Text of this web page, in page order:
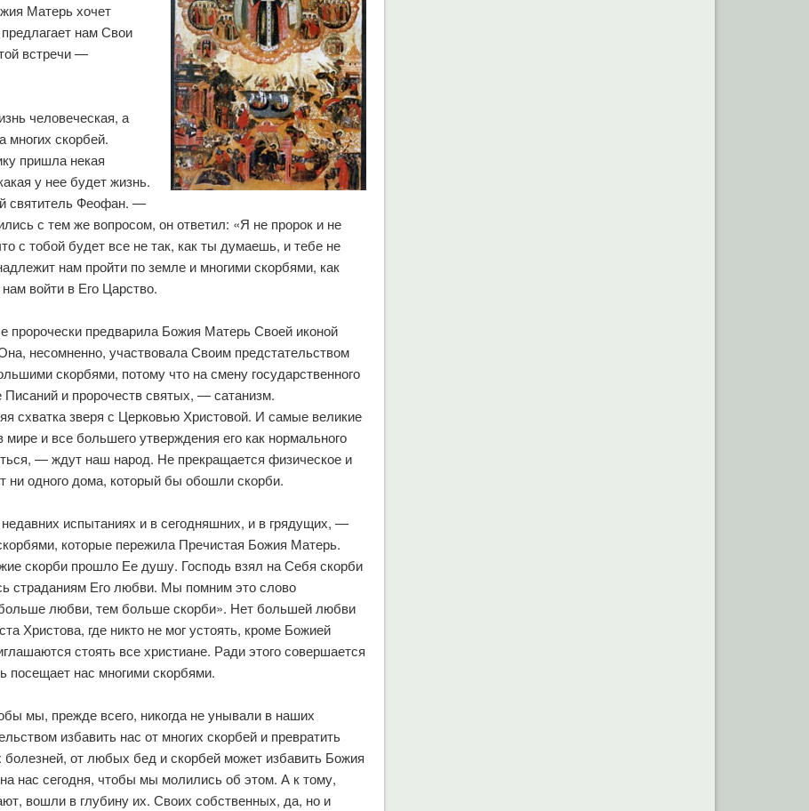
Матерь хочет
нам Свои
встречи —
человеческая, а
многих скорбей.
пришла некая
у нее будет жизнь.
святитель Феофан. —
с тем же вопросом, он ответил: «Я не пророк и не
с тобой будет все не так, как ты думаешь, и тебе не
нам пройти по земле и многими скорбями, как
войти в Его Царство.
пророчески предварила Божия Матерь Своей иконой
несомненно, участвовала Своим предстательством
скорбями, потому что на смену государственного
и пророчеств святых, — сатанизм.
схватка зверя с Церковью Христовой. И самые великие
и все большего утверждения его как нормального
— ждут наш народ. Не прекращается физическое и
ни одного дома, который бы обошли скорби.
испытаниях и в сегодняшних, и в грядущих, —
которые пережила Пречистая Божия Матерь.
скорби прошло Ее душу. Господь взял на Себя скорби
страданиям Его любви. Мы помним это слово
любви, тем больше скорби». Нет большей любви
Христова, где никто не мог устоять, кроме Божией
стоять все христиане. Ради этого совершается
посещает нас многими скорбями.
мы, прежде всего, никогда не унывали в наших
избавить нас от многих скорбей и превратить
от любых бед и скорбей может избавить Божия
нас сегодня, чтобы мы молились об этом. А к тому,
вошли в глубину их. Своих собственных, да, но и